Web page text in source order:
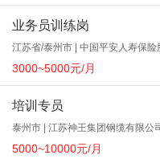
业务员训练岗
江苏省/泰州市 | 中国平安人寿保
3000~5000元/月
培训专员
泰州市 | 江苏神王集团钢缆有限公
5000~10000元/月